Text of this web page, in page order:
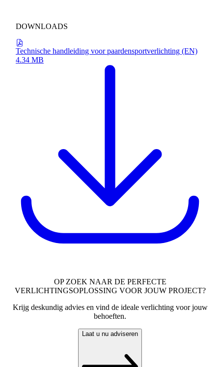
DOWNLOADS
Technische handleiding voor paardensportverlichting (EN)
4.34 MB
OP ZOEK NAAR DE PERFECTE
VERLICHTINGSOPLOSSING VOOR JOUW PROJECT?
Krijg deskundig advies en vind de ideale verlichting voor jouw
behoeften.
Laat u nu adviseren